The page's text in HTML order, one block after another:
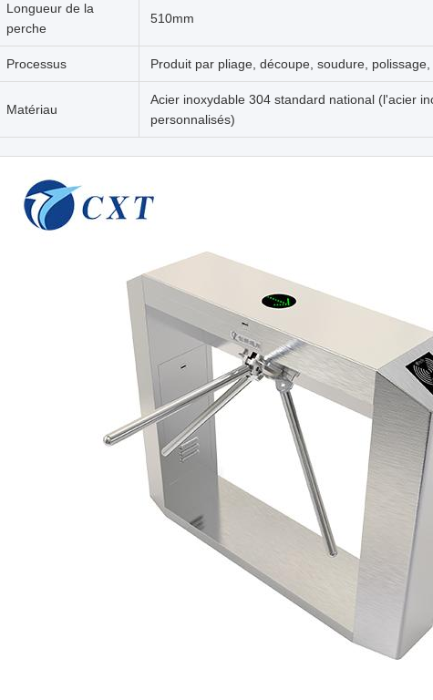
Longueur de la
perche
510mm
Processus Produit par pliage, découpe, soudure,
Matériau
Acier inoxydable 304 standard national (l'acier
personnalisés)